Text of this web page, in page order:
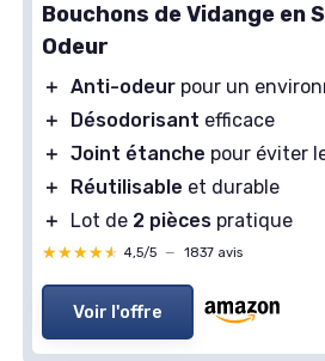
Bouchons de Vidange en
Odeur
＋ Anti-odeur pour un
＋
Désodorisant efficace
＋ Joint étanche pour éviter
＋
Réutilisable et durable
＋
Lot de 2 pièces pratique
★★★★★
★★★★★ 4,5/5 — 1837 avis
Voir l'offre
⭐ TRÈS BIEN NOTÉ
STONELINE
Couvercles en Verre